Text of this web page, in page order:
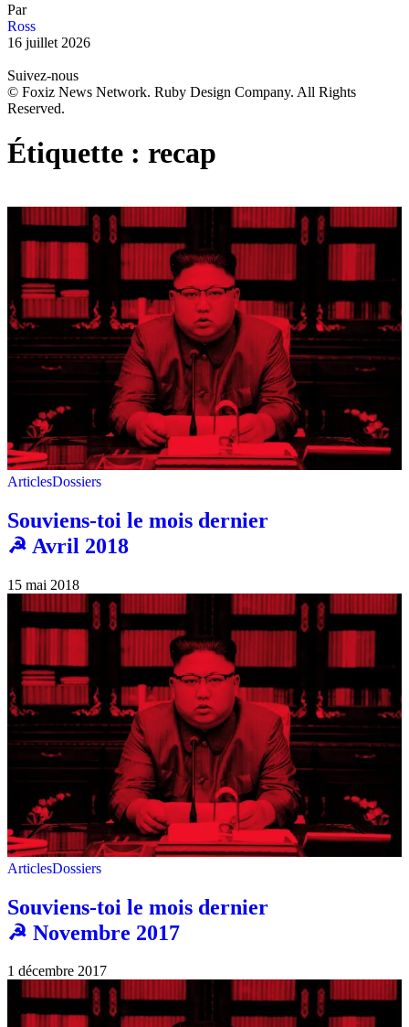
Par
Ross
16 juillet 2026
Suivez-nous
© Foxiz News Network. Ruby Design Company. All Rights
Reserved.
Étiquette : recap
ArticlesDossiers
Souviens-toi le mois dernier
☭ Avril 2018
15 mai 2018
ArticlesDossiers
Souviens-toi le mois dernier
☭ Novembre 2017
1 décembre 2017